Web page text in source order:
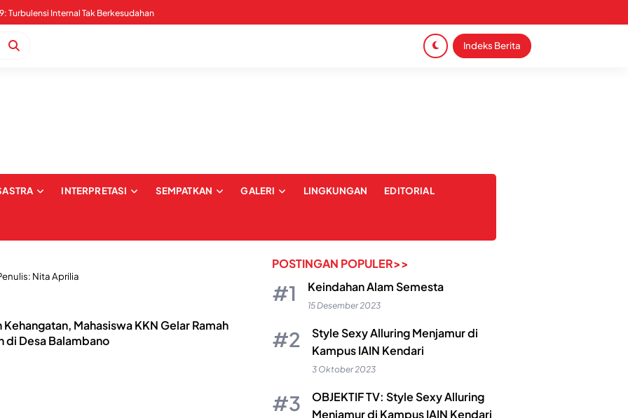
Indeks Berita
INTERPRETASI SEMPATKAN GALERI LINGKUNGAN EDITORIAL
Nita Aprilia
Kehangatan, Mahasiswa KKN Gelar Ramah
di Desa Balambano
POSTINGAN POPULER>>
Keindahan Alam Semesta
15 Desember 2023
Style Sexy Alluring Menjamur di
Kampus IAIN Kendari
3 Oktober 2023
OBJEKTIF TV: Style Sexy Alluring
Menjamur di Kampus IAIN Kendari